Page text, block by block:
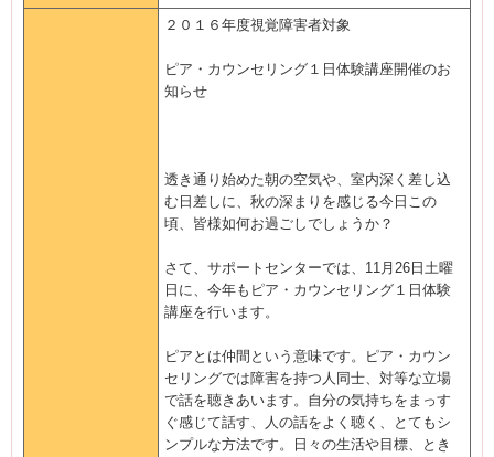
２０１６年度視覚障害者対象
ピア・カウンセリング１日体験講座開催のお
知らせ
透き通り始めた朝の空気や、室内深く差し込
む日差しに、秋の深まりを感じる今日この
頃、皆様如何お過ごしでしょうか？
さて、サポートセンターでは、11月26日土曜
日に、今年もピア・カウンセリング１日体験
講座を行います。
ピアとは仲間という意味です。ピア・カウン
セリングでは障害を持つ人同士、対等な立場
で話を聴きあいます。自分の気持ちをまっす
ぐ感じて話す、人の話をよく聴く、とてもシ
ンプルな方法です。日々の生活や目標、とき